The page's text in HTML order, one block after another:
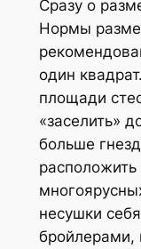
Сразу о
Нормы
один
площади
«заселить»
больше
несушки